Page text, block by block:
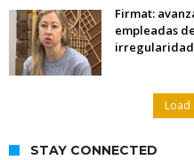
Firmat:
empleadas
Load
STAY CONNECTED